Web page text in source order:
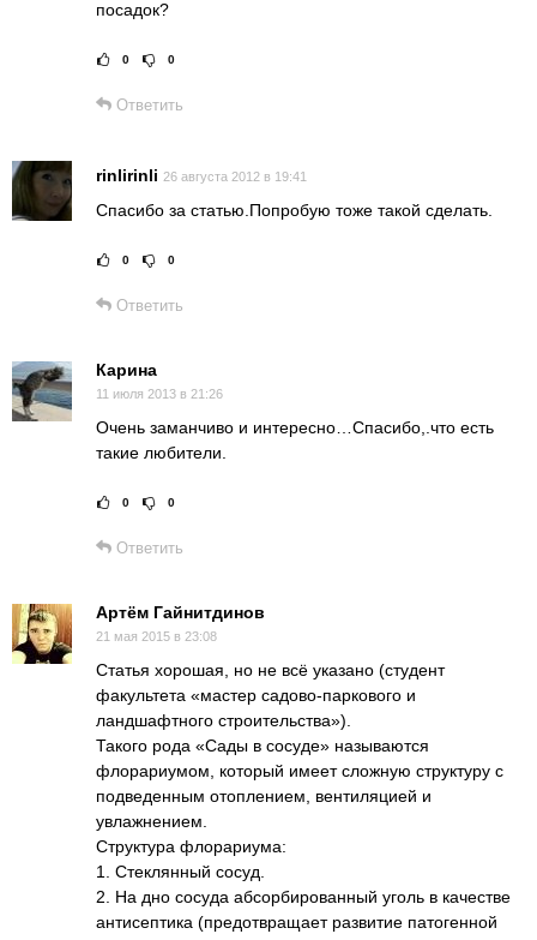
посадок?
Рейтинг статьи:
0 0
Ответить
rinlirinli 26 августа 2012 в 19:41
Спасибо за статью.Попробую тоже такой сделать.
Рейтинг статьи:
0 0
Ответить
Карина
11 июля 2013 в 21:26
Очень заманчиво и интересно…Спасибо,.что есть
такие любители.
Рейтинг статьи:
0 0
Ответить
Артём Гайнитдинов
21 мая 2015 в 23:08
Статья хорошая, но не всё указано (студент
факультета «мастер садово-паркового и
ландшафтного строительства»).
Такого рода «Сады в сосуде» называются
флорариумом, который имеет сложную структуру с
подведенным отоплением, вентиляцией и
увлажнением.
Структура флорариума:
1. Стеклянный сосуд.
2. На дно сосуда абсорбированный уголь в качестве
антисептика (предотвращает развитие патогенной